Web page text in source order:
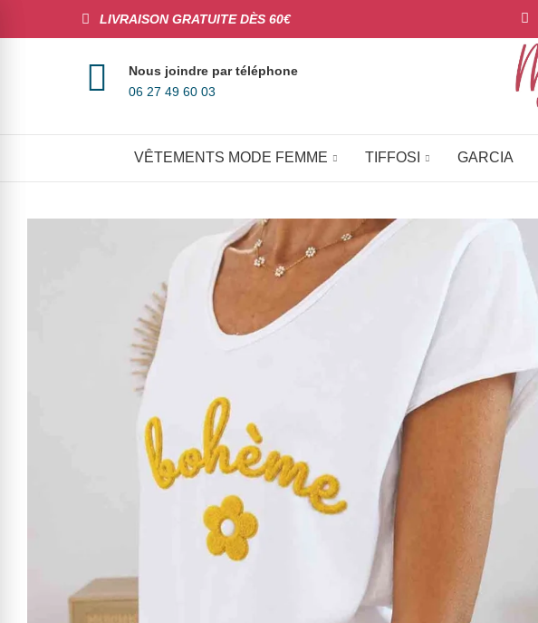
LIVRAISON GRATUITE DÈS 60€
Nous joindre par téléphone
06 27 49 60 03
VÊTEMENTS MODE FEMME TIFFOSI GARCIA